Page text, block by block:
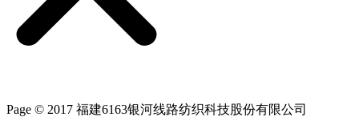
Page © 2017 福建6163银河线路纺织科技股份有限公司